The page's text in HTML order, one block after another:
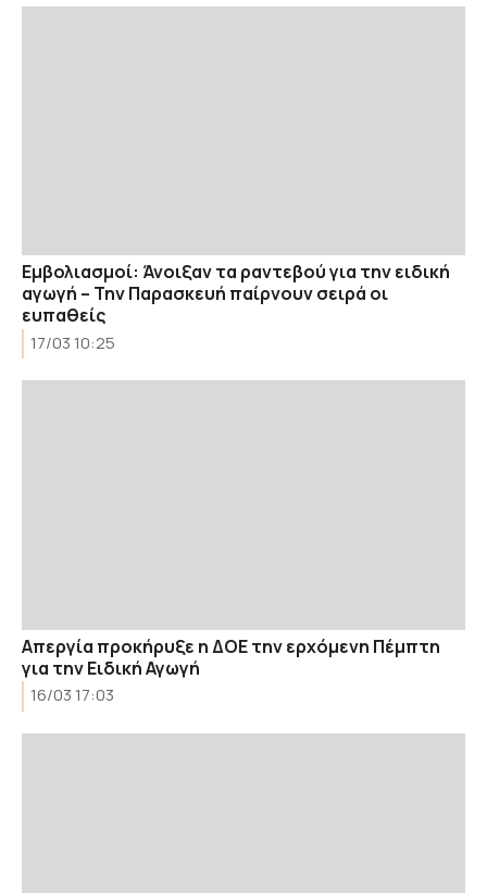
Εμβολιασμοί: Άνοιξαν τα ραντεβού για την ειδική
αγωγή – Την Παρασκευή παίρνουν σειρά οι
ευπαθείς
17/03 10:25
Απεργία προκήρυξε η ΔΟΕ την ερχόμενη Πέμπτη
για την Ειδική Αγωγή
16/03 17:03